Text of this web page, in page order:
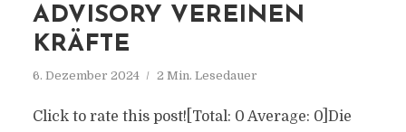
ADVISORY VEREINEN
KRÄFTE
6. Dezember 2024 2 Min. Lesedauer
Click to rate this post![Total: 0 Average: 0]Die